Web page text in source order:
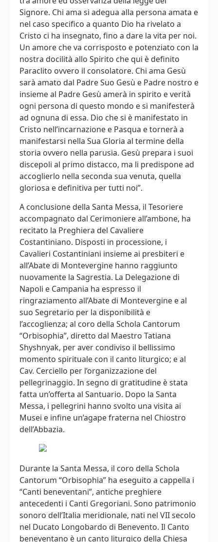
Signore. Chi ama si adegua alla persona amata e
nel caso specifico a quanto Dio ha rivelato a
Cristo ci ha insegnato, fino a dare la vita per noi.
Un amore che va corrisposto e potenziato con la
nostra docilità allo Spirito che qui è definito
Paraclito ovvero il consolatore. Chi ama Gesù
sarà amato dal Padre Suo Gesù e Padre nostro e
insieme al Padre Gesù amerà in spirito e verità
ogni persona di questo mondo e si manifesterà
ad ognuna di essa. Dio che si è manifestato in
Cristo nell’incarnazione e Pasqua e tornerà a
manifestarsi nella Sua Gloria al termine della
storia ovvero nella parusia. Gesù prepara i suoi
discepoli al primo distacco, ma li predispone ad
accoglierlo nella seconda sua venuta, quella
gloriosa e definitiva per tutti noi”.
A conclusione della Santa Messa, il Tesoriere
accompagnato dal Cerimoniere all’ambone, ha
recitato la Preghiera del Cavaliere
Costantiniano. Disposti in processione, i
Cavalieri Costantiniani insieme ai presbiteri e
all’Abate di Montevergine hanno raggiunto
nuovamente la Sagrestia. La Delegazione di
Napoli e Campania ha espresso il
ringraziamento all’Abate di Montevergine e al
suo Segretario per la disponibilità e
l’accoglienza; al coro della Schola Cantorum
“Orbisophia”, diretto dal Maestro Tatiana
Shyshnyak, per aver condiviso il bellissimo
momento spirituale con il canto liturgico; e al
Cav. Cerciello per l’organizzazione del
pellegrinaggio. In segno di gratitudine è stata
fatta un’offerta al Santuario. Dopo la Santa
Messa, i pellegrini hanno svolto una visita ai
Musei e infine un’agape fraterna nel Chiostro
dell’Abbazia.
Durante la Santa Messa, il coro della Schola
Cantorum “Orbisophia” ha eseguito a cappella i
“Canti beneventani”, antiche preghiere
antecedenti i Canti Gregoriani. Sono patrimonio
sonoro dell’Italia meridionale, nati nel VII secolo
nel Ducato Longobardo di Benevento. Il Canto
beneventano è un canto liturgico della Chiesa